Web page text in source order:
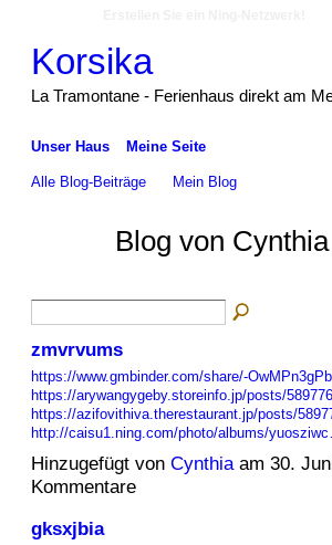
Korsika
La Tramontane - Ferienhaus direkt am
Unser Haus Meine Seite
Alle Blog-Beiträge Mein Blog
Blog von
zmvrvums
https://www.gmbinder.com/share/-
https://arywangygeby.storeinfo.jp/posts/
https://azifovithiva.therestaurant.jp/posts/
http://caisu1.ning.com/photo/albums/
Hinzugefügt von Cynthiaam 30.
Kommentare
gksxjbia